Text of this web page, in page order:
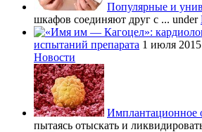
Популярные и
шкафов соединяют друг с ... under
испытаний препарата 1 июля
Новости
Имплантационное
пытаясь отыскать и